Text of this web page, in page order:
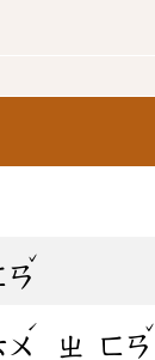
ㄢ
ˇ
ㄨ
ˊ
ㄓ ㄈㄢ
ˇ